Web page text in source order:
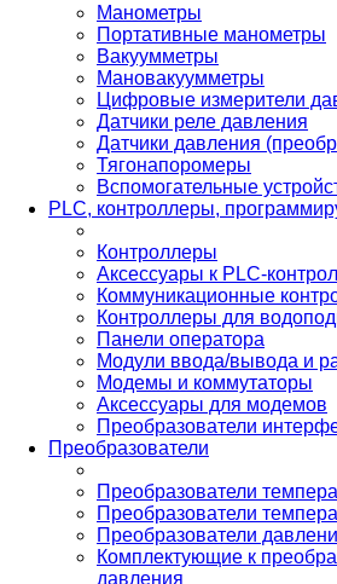
Манометры
Портативные манометры
Вакуумметры
Мановакуумметры
Цифровые измерители
Датчики реле давления
Датчики давления
Тягонапоромеры
Вспомогательные
PLС, контроллеры,
Контроллеры
Аксессуары к PLC-
Коммуникационные
Контроллеры для
Панели оператора
Модули ввода/вывода и
Модемы и коммутаторы
Аксессуары для модемов
Преобразователи
Преобразователи
Преобразователи
Преобразователи
Преобразователи
Комплектующие к
давления